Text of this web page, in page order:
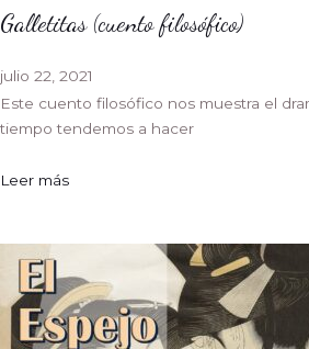
Galletitas (cuento filosófico)
julio 22, 2021
Este cuento filosófico nos muestra el
tiempo tendemos a hacer
Leer más